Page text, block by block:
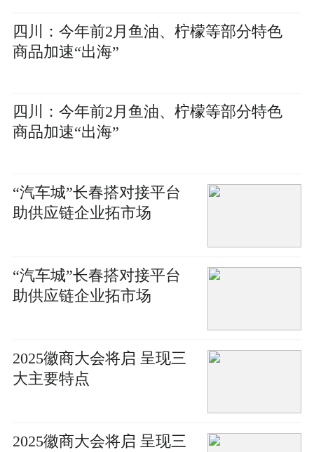
四川：今年前2月鱼油、柠檬等部分特色
商品加速“出海”
四川：今年前2月鱼油、柠檬等部分特色
商品加速“出海”
“汽车城”长春搭对接平台
助供应链企业拓市场
“汽车城”长春搭对接平台
助供应链企业拓市场
2025徽商大会将启 呈现三
大主要特点
2025徽商大会将启 呈现三